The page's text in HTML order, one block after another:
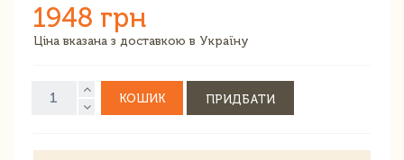
1948 грн
Ціна вказана з доставкою в Україну
КОШИК ПРИДБАТИ